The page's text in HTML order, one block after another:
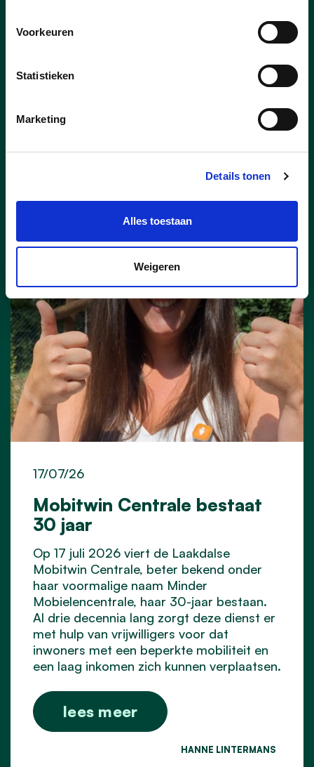
Voorkeuren
Statistieken
Marketing
Details tonen
Alles toestaan
Weigeren
ontmoetingscentrum Capellebeemden
BV, de onderneming achter onder andere
T’s DanceXplosion wordt door het College
aangesteld als nieuwe concessionaris.
CHIEL PEETERS
GERDA BROECKX
STEIN VOET
Mobitwin Centrale bestaat
30 jaar
17/07/26
Op 17 juli 2026 viert de Laakdalse
Mobitwin Centrale, beter bekend onder
haar voormalige naam Minder
Mobielencentrale, haar 30-jaar bestaan.
Al drie decennia lang zorgt deze dienst er
met hulp van vrijwilligers voor dat
inwoners met een beperkte mobiliteit en
een laag inkomen zich kunnen verplaatsen.
lees meer
HANNE LINTERMANS